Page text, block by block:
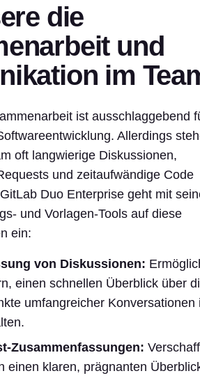
die
und
im
ist ausschlaggebend
Allerdings
oft langwierige Diskussionen,
und zeitaufwändige Code
Duo Enterprise geht mit
und Vorlagen-Tools auf diese
ein:
von Diskussionen:
einen schnellen Überblick über
umfangreicher Konversationen
Zusammenfassungen:
einen klaren, prägnanten